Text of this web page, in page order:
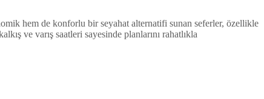
hem de konforlu bir seyahat alternatifi sunan seferler, özellikle
ve varış saatleri sayesinde planlarını rahatlıkla